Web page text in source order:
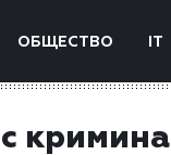
ОБЩЕСТВО IT
с